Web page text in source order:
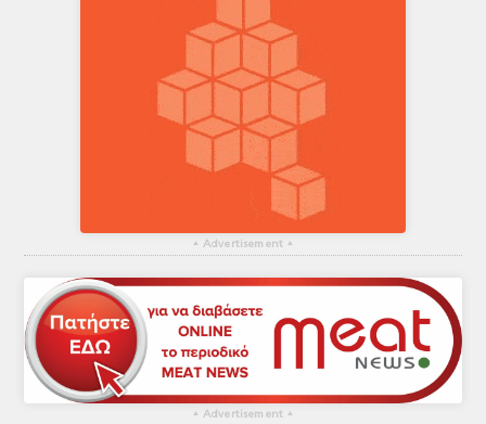
▴ Advertisement ▴
▴ Advertisement ▴